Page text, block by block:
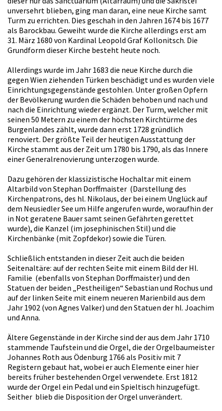
unversehrt blieben, ging man daran, eine neue Kirche samt
Turm zu errichten. Dies geschah in den Jahren 1674 bis 1677
als Barockbau. Geweiht wurde die Kirche allerdings erst am
31. März 1680 von Kardinal Leopold Graf Kollonitsch. Die
Grundform dieser Kirche besteht heute noch.
Allerdings wurde im Jahr 1683 die neue Kirche durch die
gegen Wien ziehenden Türken beschädigt und es wurden viele
Einrichtungsgegenstände gestohlen. Unter großen Opfern
der Bevölkerung wurden die Schäden behoben und nach und
nach die Einrichtung wieder ergänzt. Der Turm, welcher mit
seinen 50 Metern zu einem der höchsten Kirchtürme des
Burgenlandes zählt, wurde dann erst 1728 gründlich
renoviert. Der größte Teil der heutigen Ausstattung der
Kirche stammt aus der Zeit um 1780 bis 1790, als das Innere
einer Generalrenovierung unterzogen wurde.
Dazu gehören der klassizistische Hochaltar mit einem
Altarbild von Stephan Dorffmaister (Darstellung des
Kirchenpatrons, des hl. Nikolaus, der bei einem Unglück auf
dem Neusiedler See um Hilfe angerufen wurde, woraufhin der
in Not geratene Bauer samt seinen Gefährten gerettet
wurde), die Kanzel (im josephinischen Stil) und die
Kirchenbänke (mit Zopfdekor) sowie die Türen.
Schließlich entstanden in dieser Zeit auch die beiden
Seitenaltäre: auf der rechten Seite mit einem Bild der Hl.
Familie (ebenfalls von Stephan Dorffmaister) und den
Statuen der beiden „Pestheiligen“ Sebastian und Rochus und
auf der linken Seite mit einem neueren Marienbild aus dem
Jahr 1902 (von Agnes Valker) und den Statuen der hl. Joachim
und Anna.
Ältere Gegenstände in der Kirche sind der aus dem Jahr 1710
stammende Taufstein und die Orgel, die der Orgelbaumeister
Johannes Roth aus Ödenburg 1766 als Positiv mit 7
Registern gebaut hat, wobei er auch Elemente einer hier
bereits früher bestehenden Orgel verwendete. Erst 1812
wurde der Orgel ein Pedal und ein Spieltisch hinzugefügt.
Seither blieb die Disposition der Orgel unverändert.